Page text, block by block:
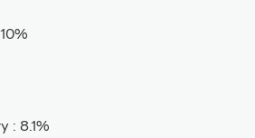
: 8.1%